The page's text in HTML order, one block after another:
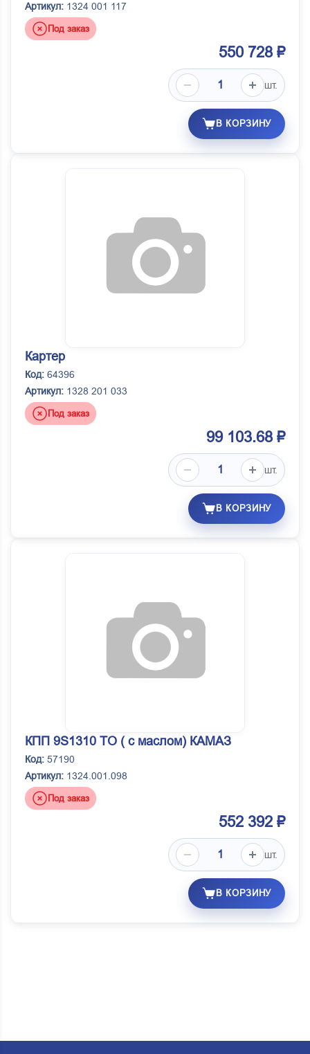
Артикул: 1324 001 117
Под заказ
550 728 ₽
шт.
В КОРЗИНУ
Картер
Код: 64396
Артикул: 1328 201 033
Под заказ
99 103.68 ₽
шт.
В КОРЗИНУ
КПП 9S1310 TO ( с маслом) КАМАЗ
Код: 57190
Артикул: 1324.001.098
Под заказ
552 392 ₽
шт.
В КОРЗИНУ